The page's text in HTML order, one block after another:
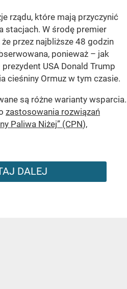
rządu, które mają przyczynić
stacjach. W środę premier
przez najbliższe 48 godzin
ponieważ – jak
USA Donald Trump
cieśniny Ormuz w tym czasie.
są różne warianty wsparcia.
zastosowania rozwiązań
Paliwa Niżej” (CPN),
DALEJ